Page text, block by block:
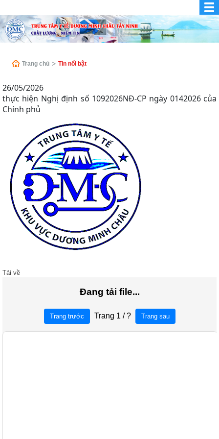
Trang chủ Tin nổi bật
26/05/2026
thực hiện Nghị định số 1092026NĐ-CP ngày 0142026 của
Chính phủ
Tải về